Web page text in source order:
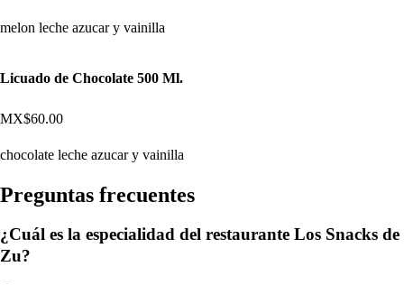
melon leche azucar y vainilla
Licuado de Chocolate 500 Ml.
MX$60.00
chocolate leche azucar y vainilla
Preguntas frecuentes
¿Cuál es la especialidad del restaurante Los Snacks de
Zu?